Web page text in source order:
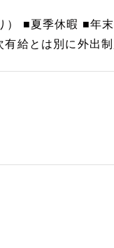
） ■夏季休暇 ■年
給とは別に外出制